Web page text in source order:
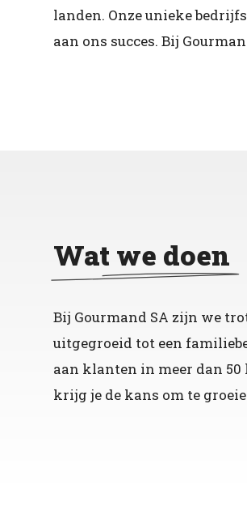
landen. Onze unieke
aan ons succes. Bij
Wat we doen
Bij Gourmand SA zijn we
uitgegroeid tot een
aan klanten in meer dan
krijg je de kans om te